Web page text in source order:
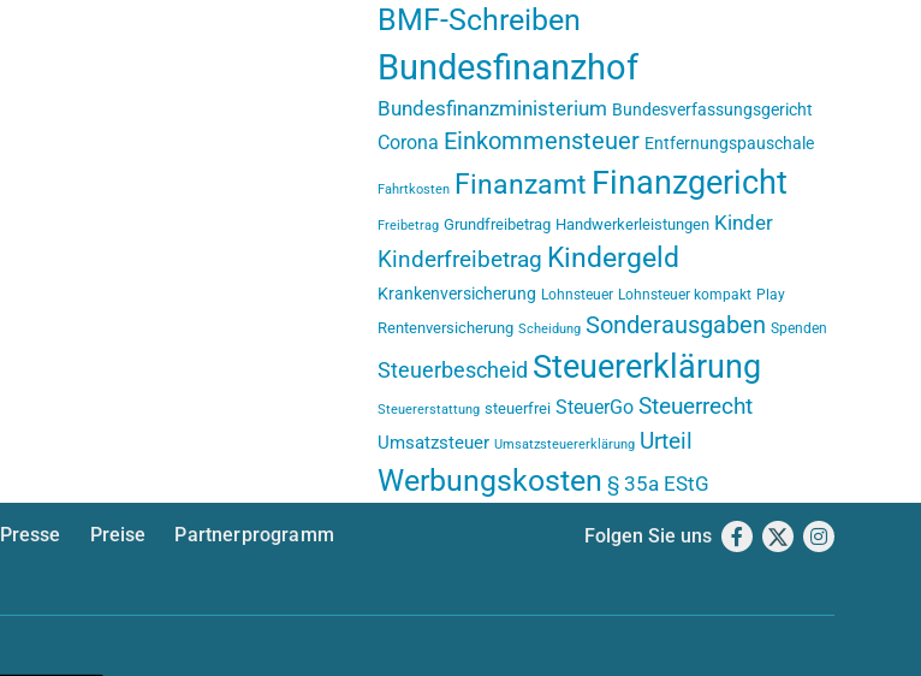
BMF-Schreiben
Bundesfinanzhof
Bundesfinanzministerium Bundesverfassungsgericht
Corona Einkommensteuer Entfernungspauschale
Fahrtkosten Finanzamt Finanzgericht
Freibetrag Grundfreibetrag Handwerkerleistungen Kinder
Kinderfreibetrag Kindergeld
Krankenversicherung Lohnsteuer Lohnsteuer kompakt Play
Rentenversicherung Scheidung Sonderausgaben Spenden
Steuerbescheid Steuererklärung
Steuererstattung steuerfrei SteuerGo Steuerrecht
Umsatzsteuer Umsatzsteuererklärung Urteil
Werbungskosten § 35a EStG
Presse Preise
Partnerprogramm
Folgen Sie uns Facebook
X Instagram